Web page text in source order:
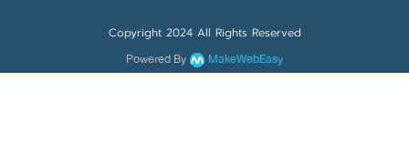
Copyright 2024 All Rights Reserved
Powered By MakeWebEasy